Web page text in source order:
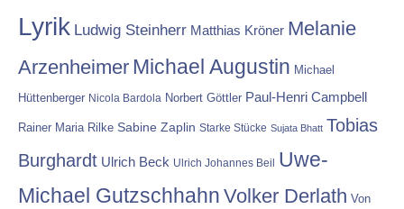
Lyrik Ludwig Steinherr Matthias Kröner Melanie
Arzenheimer Michael Augustin Michael
Hüttenberger Nicola Bardola Norbert Göttler Paul-Henri Campbell
Rainer Maria Rilke Sabine Zaplin Starke Stücke Sujata Bhatt Tobias
Burghardt Ulrich Beck Ulrich Johannes Beil
Uwe-
Michael Gutzschhahn Volker Derlath Von